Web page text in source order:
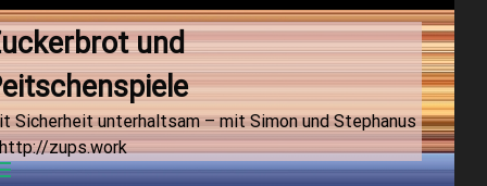
und
Sicherheit unterhaltsam – mit Simon und Stephanus
zups.work